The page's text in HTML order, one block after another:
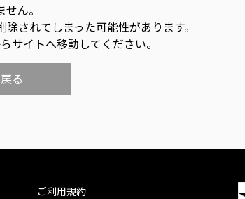
ん。
されてしまった可能性があります。
サイトへ移動してください。
る
ご利用規約